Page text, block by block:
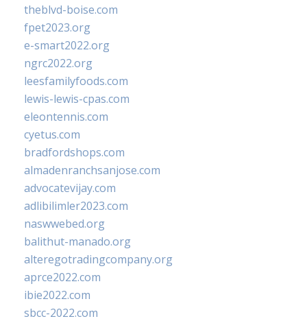
theblvd-boise.com
fpet2023.org
e-smart2022.org
ngrc2022.org
leesfamilyfoods.com
lewis-lewis-cpas.com
eleontennis.com
cyetus.com
bradfordshops.com
almadenranchsanjose.com
advocatevijay.com
adlibilimler2023.com
naswwebed.org
balithut-manado.org
alteregotradingcompany.org
aprce2022.com
ibie2022.com
sbcc-2022.com